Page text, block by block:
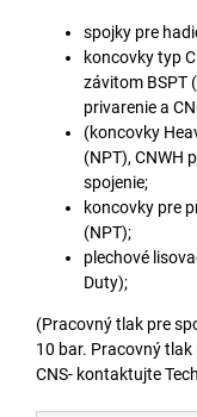
spojky pre
koncovky typ
závitom BSPT
privarenie a
(koncovky
(NPT), CNWH
spojenie;
koncovky pre
(NPT);
plechové
Duty);
(Pracovný tlak pre
10 bar. Pracovný tlak
CNS- kontaktujte